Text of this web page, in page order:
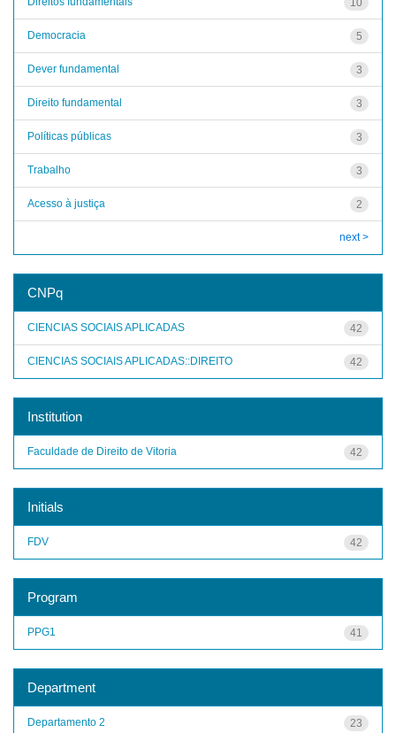
5
Democracia
3
Dever fundamental
3
Direito fundamental
3
Políticas públicas
3
Trabalho
2
Acesso à justiça
next >
CNPq
42
CIENCIAS SOCIAIS APLICADAS
42
CIENCIAS SOCIAIS APLICADAS::DIREITO
Institution
42
Faculdade de Direito de Vitoria
Initials
42
FDV
Program
41
PPG1
Department
23
Departamento 2